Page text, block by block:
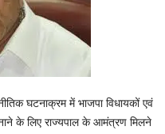
घटनाक्रम में भाजपा विधायकों एवं
के लिए राज्यपाल के आमंत्रण मिलने